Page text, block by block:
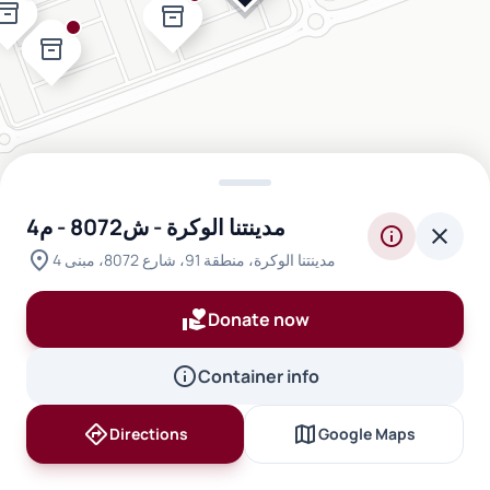
inventory_2
inventory_2
مدينتنا الوكرة - ش8072 - م4
location_on مدينتنا الوكرة، منطقة 91، شارع 8072، مبنى 4
info close
volunteer_activismDonate now
infoContainer info
directionsDirections mapGoogle Maps